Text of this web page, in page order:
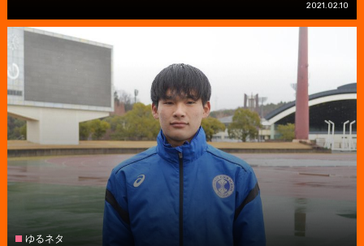
2021.02.10
ゆるネタ